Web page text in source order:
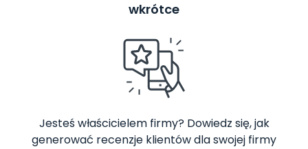
wkrótce
Jesteś właścicielem firmy? Dowiedz się, jak
generować recenzje klientów dla swojej firmy